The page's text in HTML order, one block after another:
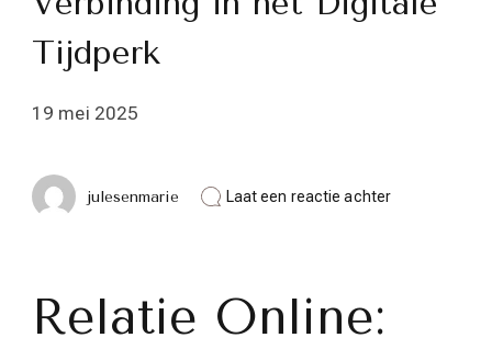
Tijdperk
19 mei 2025
julesenmarie Laat een reactie achterop
Relatie Online: